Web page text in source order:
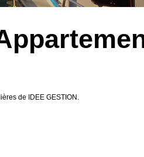
de IDEE GESTION.